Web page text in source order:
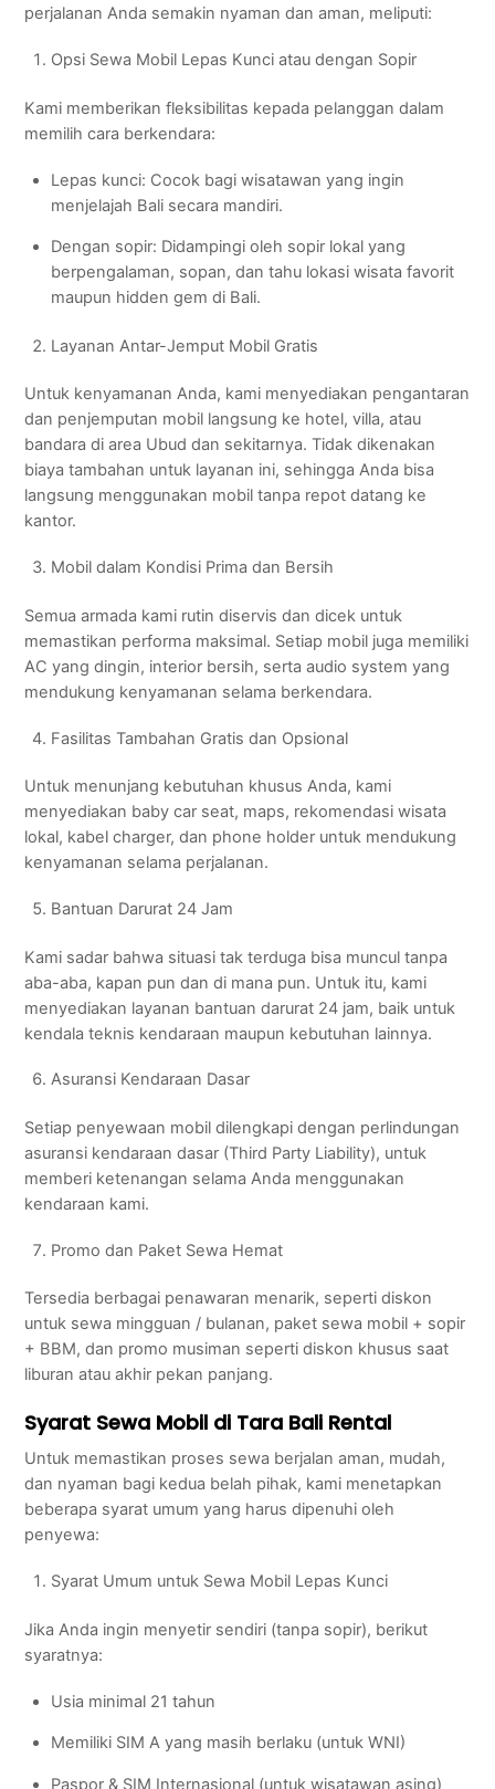
perjalanan Anda semakin nyaman dan aman, meliputi:
Opsi Sewa Mobil Lepas Kunci atau dengan Sopir
Kami memberikan fleksibilitas kepada pelanggan dalam
memilih cara berkendara:
Lepas kunci: Cocok bagi wisatawan yang ingin
menjelajah Bali secara mandiri.
Dengan sopir: Didampingi oleh sopir lokal yang
berpengalaman, sopan, dan tahu lokasi wisata favorit
maupun hidden gem di Bali.
Layanan Antar-Jemput Mobil Gratis
Untuk kenyamanan Anda, kami menyediakan pengantaran
dan penjemputan mobil langsung ke hotel, villa, atau
bandara di area Ubud dan sekitarnya. Tidak dikenakan
biaya tambahan untuk layanan ini, sehingga Anda bisa
langsung menggunakan mobil tanpa repot datang ke
kantor.
Mobil dalam Kondisi Prima dan Bersih
Semua armada kami rutin diservis dan dicek untuk
memastikan performa maksimal. Setiap mobil juga memiliki
AC yang dingin, interior bersih, serta audio system yang
mendukung kenyamanan selama berkendara.
Fasilitas Tambahan Gratis dan Opsional
Untuk menunjang kebutuhan khusus Anda, kami
menyediakan baby car seat, maps, rekomendasi wisata
lokal, kabel charger, dan phone holder untuk mendukung
kenyamanan selama perjalanan.
Bantuan Darurat 24 Jam
Kami sadar bahwa situasi tak terduga bisa muncul tanpa
aba-aba, kapan pun dan di mana pun. Untuk itu, kami
menyediakan layanan bantuan darurat 24 jam, baik untuk
kendala teknis kendaraan maupun kebutuhan lainnya.
Asuransi Kendaraan Dasar
Setiap penyewaan mobil dilengkapi dengan perlindungan
asuransi kendaraan dasar (Third Party Liability), untuk
memberi ketenangan selama Anda menggunakan
kendaraan kami.
Promo dan Paket Sewa Hemat
Tersedia berbagai penawaran menarik, seperti diskon
untuk sewa mingguan / bulanan, paket sewa mobil + sopir
+ BBM, dan promo musiman seperti diskon khusus saat
liburan atau akhir pekan panjang.
Syarat Sewa Mobil di Tara Bali Rental
Untuk memastikan proses sewa berjalan aman, mudah,
dan nyaman bagi kedua belah pihak, kami menetapkan
beberapa syarat umum yang harus dipenuhi oleh
penyewa:
Syarat Umum untuk Sewa Mobil Lepas Kunci
Jika Anda ingin menyetir sendiri (tanpa sopir), berikut
syaratnya:
Usia minimal 21 tahun
Memiliki SIM A yang masih berlaku (untuk WNI)
Paspor & SIM Internasional (untuk wisatawan asing)